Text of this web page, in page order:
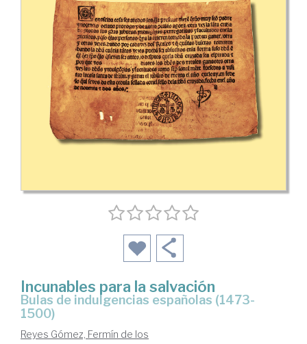
Incunables para la salvación
Bulas de indulgencias españolas (1473-
1500)
Reyes Gómez, Fermín de los